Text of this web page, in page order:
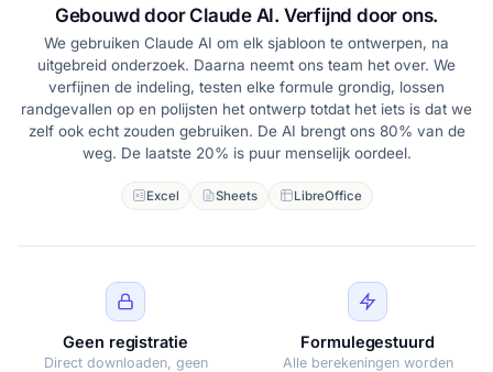
Gebouwd door Claude AI. Verfijnd door ons.
We gebruiken Claude AI om elk sjabloon te ontwerpen, na
uitgebreid onderzoek. Daarna neemt ons team het over. We
verfijnen de indeling, testen elke formule grondig, lossen
randgevallen op en polijsten het ontwerp totdat het iets is dat we
zelf ook echt zouden gebruiken. De AI brengt ons 80% van de
weg. De laatste 20% is puur menselijk oordeel.
Excel Sheets LibreOffice
Geen registratie
Direct downloaden, geen
Formulegestuurd
Alle berekeningen worden